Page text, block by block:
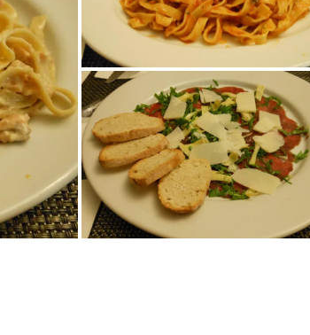
Bild melden
von Jenny